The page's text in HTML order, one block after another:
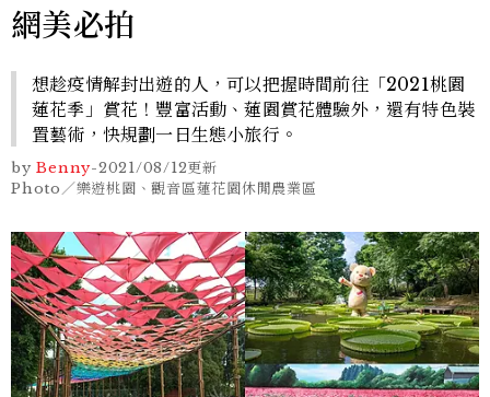
網美必拍
想趁疫情解封出遊的人，可以把握時間前往「2021桃園
蓮花季」賞花！豐富活動、蓮園賞花體驗外，還有特色裝
置藝術，快規劃一日生態小旅行。
by Benny-2021/08/12更新
Photo／樂遊桃園、觀音區蓮花園休閒農業區